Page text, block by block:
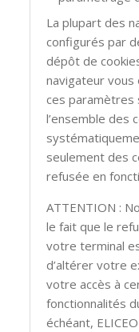
La plupart des
configurés par
dépôt de
navigateur
ces paramètres
l’ensemble des
seulement des
refusée en
ATTENTION :
le fait que le
votre terminal
d’altérer votre
votre accès à
fonctionnalités
échéant,